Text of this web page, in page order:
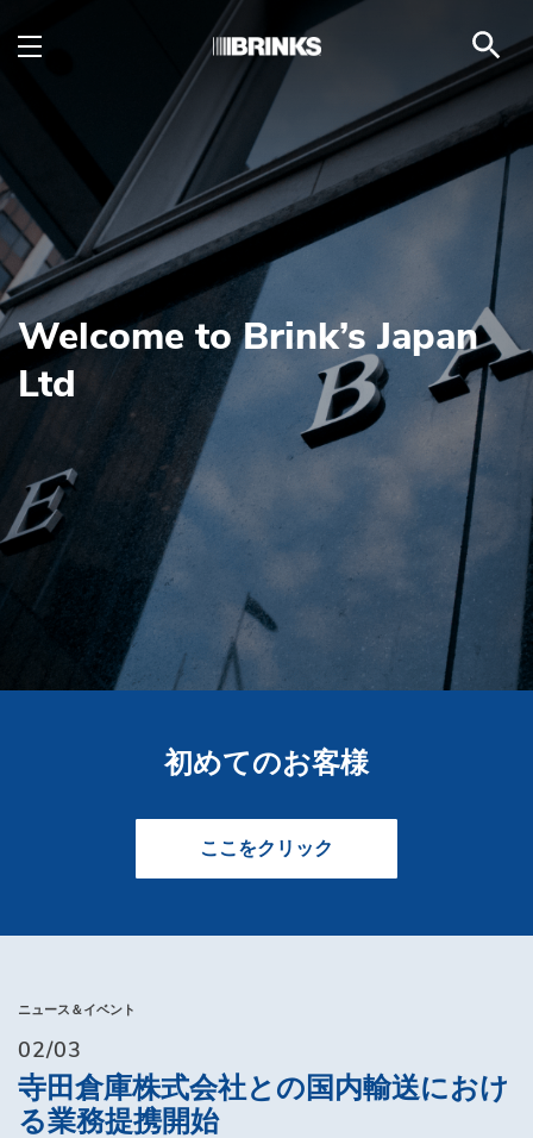
メインコンテンツにスキップ
Home - Brink's Japan
Welcome to Brink’s Japan
Ltd
初めてのお客様
ここをクリック
ニュース＆イベント
02/03
寺田倉庫株式会社との国内輸送におけ
る業務提携開始